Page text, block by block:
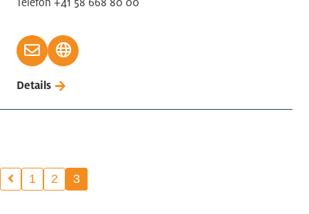
Details
1 2 3